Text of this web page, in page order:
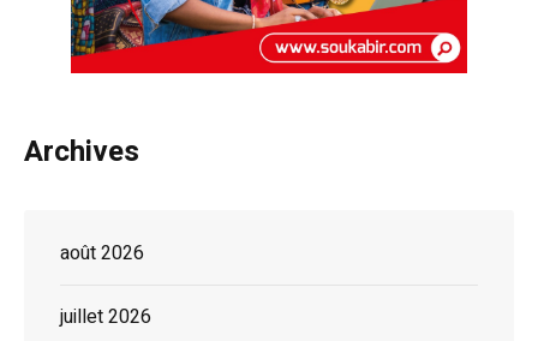
Archives
août 2026
juillet 2026